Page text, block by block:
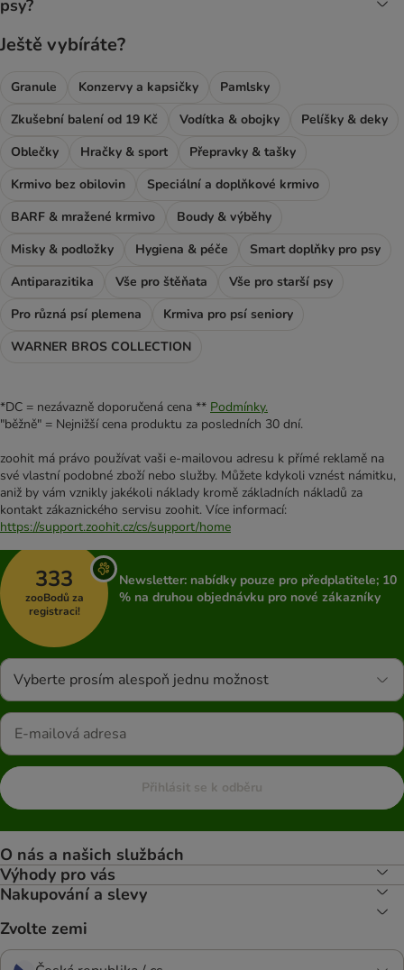
psy?
Ještě vybíráte?
Granule Konzervy a kapsičky
Pamlsky
Zkušební balení od 19 Kč
Vodítka & obojky
Pelíšky & deky
Oblečky
Hračky & sport
Přepravky & tašky
Krmivo bez obilovin
Speciální a doplňkové krmivo
BARF & mražené krmivo
Boudy & výběhy
Misky & podložky
Hygiena & péče
Smart doplňky pro psy
Antiparazitika
Vše pro štěňata
Vše pro starší psy
Pro různá psí plemena
Krmiva pro psí seniory
WARNER BROS COLLECTION
*DC = nezávazně doporučená cena ** Podmínky.
"běžně" = Nejnižší cena produktu za posledních 30 dní.
zoohit má právo používat vaši e-mailovou adresu k přímé reklamě na
své vlastní podobné zboží nebo služby. Můžete kdykoli vznést námitku,
aniž by vám vznikly jakékoli náklady kromě základních nákladů za
kontakt zákaznického servisu zoohit. Více informací:
https://support.zoohit.cz/cs/support/home
333
zooBodů za
registraci!
Newsletter: nabídky pouze pro předplatitele; 10
% na druhou objednávku pro nové zákazníky
Vyberte prosím alespoň jednu možnost
Přihlásit se k odběru
O nás a našich službách
Výhody pro vás
Nakupování a slevy
Zvolte zemi